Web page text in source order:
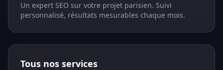
Un expert SEO sur votre projet parisien. Suivi
personnalisé, résultats mesurables chaque mois.
Tous nos services